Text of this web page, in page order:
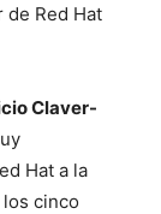
de Red Hat
Claver-
Hat a la
cinco